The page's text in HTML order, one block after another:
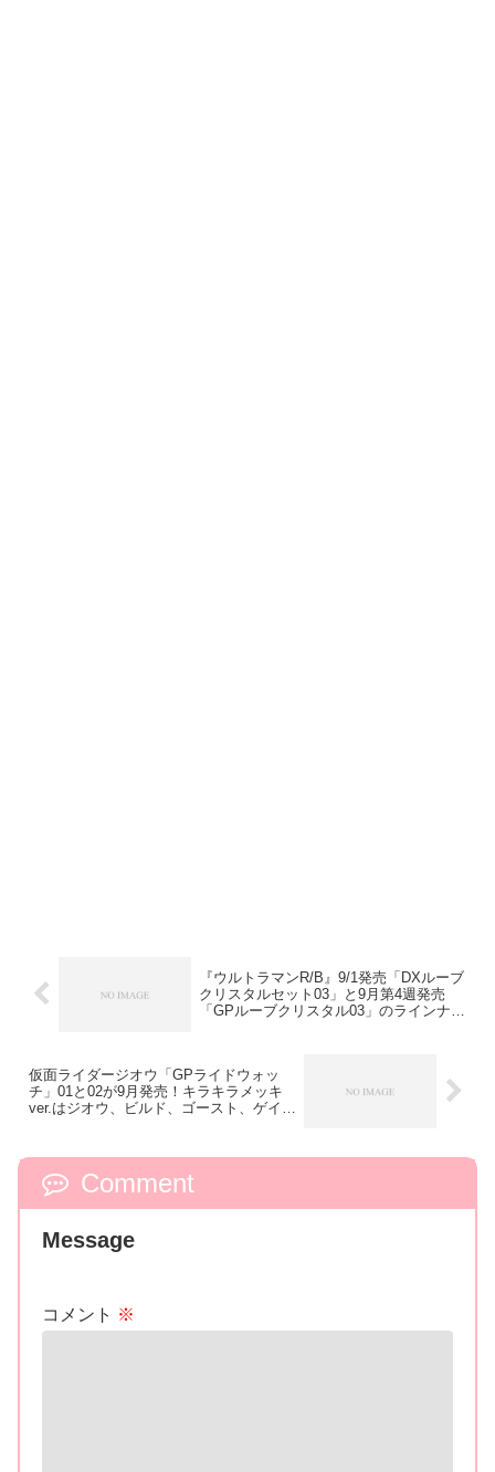
『ウルトラマンR/B』9/1発売「DXルーブ
クリスタルセット03」と9月第4週発売
「GPルーブクリスタル03」のラインナッ
仮面ライダージオウ「GPライドウォッ
チ」01と02が9月発売！キラキラメッキ
ver.はジオウ、ビルド、ゴースト、ゲイ
Comment
Message
コメント ※